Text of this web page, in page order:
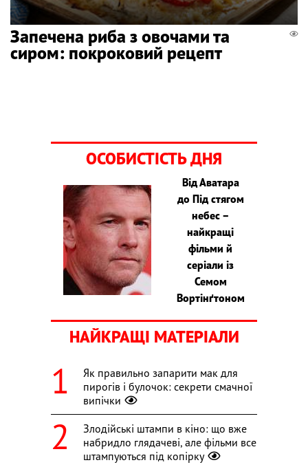
Запечена риба з овочами та
сиром: покроковий рецепт
ОСОБИСТІСТЬ ДНЯ
Від Аватара
до Під стягом
небес –
найкращі
фільми й
серіали із
Семом
Вортінґтоном
НАЙКРАЩІ МАТЕРІАЛИ
Як правильно запарити мак для
пирогів і булочок: секрети смачної
випічки
Злодійські штампи в кіно: що вже
набридло глядачеві, але фільми все
штампуються під копірку